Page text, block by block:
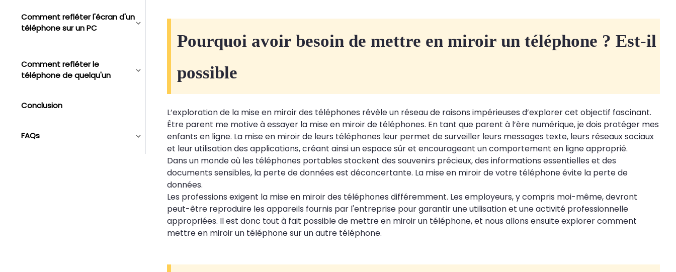
Comment refléter l'écran d'un
téléphone sur un PC
Comment refléter le
téléphone de quelqu'un
Conclusion
FAQs
Pourquoi avoir besoin de mettre en miroir un téléphone ? Est-il
possible
L’exploration de la mise en miroir des téléphones révèle un réseau de raisons impérieuses d’explorer cet objectif fascinant.
Être parent me motive à essayer la mise en miroir de téléphones. En tant que parent à l’ère numérique, je dois protéger mes
enfants en ligne. La mise en miroir de leurs téléphones leur permet de surveiller leurs messages texte, leurs réseaux sociaux
et leur utilisation des applications, créant ainsi un espace sûr et encourageant un comportement en ligne approprié.
Dans un monde où les téléphones portables stockent des souvenirs précieux, des informations essentielles et des
documents sensibles, la perte de données est déconcertante. La mise en miroir de votre téléphone évite la perte de
données.
Les professions exigent la mise en miroir des téléphones différemment. Les employeurs, y compris moi-même, devront
peut-être reproduire les appareils fournis par l'entreprise pour garantir une utilisation et une activité professionnelle
appropriées. Il est donc tout à fait possible de mettre en miroir un téléphone, et nous allons ensuite explorer comment
mettre en miroir un téléphone sur un autre téléphone.